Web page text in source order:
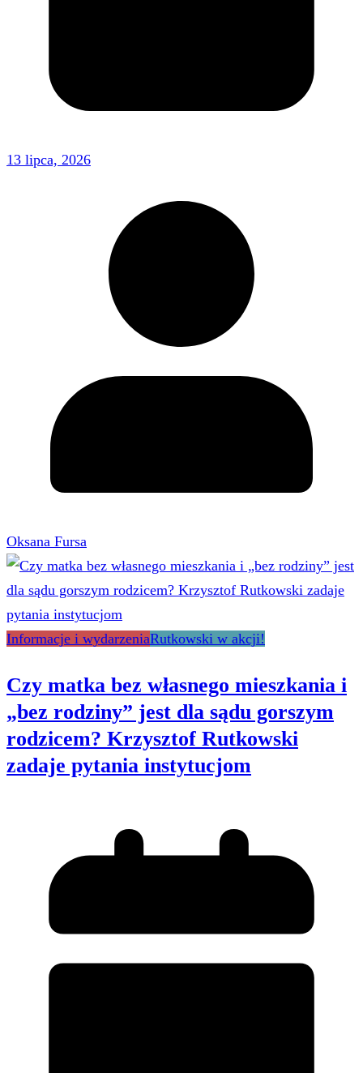
13 lipca, 2026
Oksana Fursa
Informacje i wydarzeniaRutkowski w akcji!
Czy matka bez własnego mieszkania i
„bez rodziny” jest dla sądu gorszym
rodzicem? Krzysztof Rutkowski
zadaje pytania instytucjom